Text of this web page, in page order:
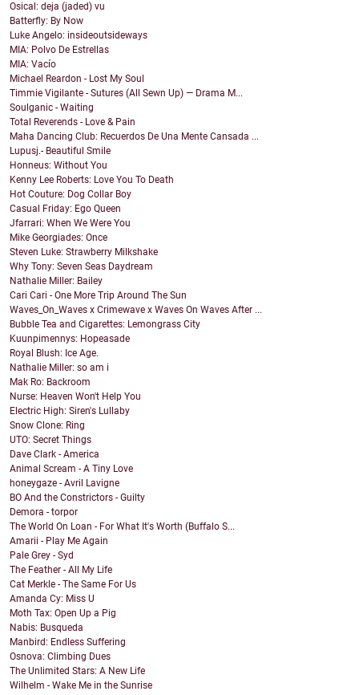
Osical: deja (jaded) vu
Batterfly: By Now
Luke Angelo: insideoutsideways
MIA: Polvo De Estrellas
MIA: Vacío
Michael Reardon - Lost My Soul
Timmie Vigilante - Sutures (All Sewn Up) — Drama M...
Soulganic - Waiting
Total Reverends - Love & Pain
Maha Dancing Club: Recuerdos De Una Mente Cansada ...
Lupusj.- Beautiful Smile
Honneus: Without You
Kenny Lee Roberts: Love You To Death
Hot Couture: Dog Collar Boy
Casual Friday: Ego Queen
Jfarrari: When We Were You
Mike Georgiades: Once
Steven Luke: Strawberry Milkshake
Why Tony: Seven Seas Daydream
Nathalie Miller: Bailey
Cari Cari - One More Trip Around The Sun
Waves_On_Waves x Crimewave x Waves On Waves After ...
Bubble Tea and Cigarettes: Lemongrass City
Kuunpimennys: Hopeasade
Royal Blush: Ice Age.
Nathalie Miller: so am i
Mak Ro: Backroom
Nurse: Heaven Won't Help You
Electric High: Siren's Lullaby
Snow Clone: Ring
UTO: Secret Things
Dave Clark - America
Animal Scream - A Tiny Love
honeygaze - Avril Lavigne
BO And the Constrictors - Guilty
Demora - torpor
The World On Loan - For What It's Worth (Buffalo S...
Amarii - Play Me Again
Pale Grey - Syd
The Feather - All My Life
Cat Merkle - The Same For Us
Amanda Cy: Miss U
Moth Tax: Open Up a Pig
Nabis: Busqueda
Manbird: Endless Suffering
Osnova: Climbing Dues
The Unlimited Stars: A New Life
Wilhelm - Wake Me in the Sunrise